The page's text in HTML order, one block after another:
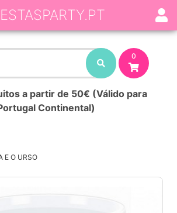
0
a partir de 50€ (Válido para
Continental)
E O URSO